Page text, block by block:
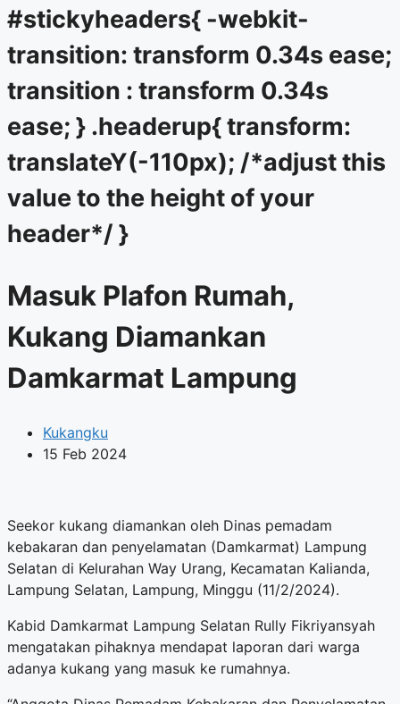
#stickyheaders{ -webkit-
transition: transform 0.34s ease;
transition : transform 0.34s
ease; } .headerup{ transform:
translateY(-110px); /*adjust this
value to the height of your
header*/ }
Masuk Plafon Rumah,
Kukang Diamankan
Damkarmat Lampung
Kukangku
15 Feb 2024
Seekor kukang diamankan oleh Dinas pemadam
kebakaran dan penyelamatan (Damkarmat) Lampung
Selatan di Kelurahan Way Urang, Kecamatan Kalianda,
Lampung Selatan, Lampung, Minggu (11/2/2024).
Kabid Damkarmat Lampung Selatan Rully Fikriyansyah
mengatakan pihaknya mendapat laporan dari warga
adanya kukang yang masuk ke rumahnya.